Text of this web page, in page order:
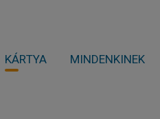
KÁRTYA MINDENKINEK